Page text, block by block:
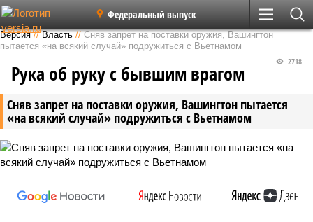
Федеральный выпуск
Версия //Власть //Сняв запрет на поставки оружия, Вашингтон
пытается «на всякий случай» подружиться с Вьетнамом
Сняв запрет на поставки оружия, Вашингтон пытается
«на всякий случай» подружиться с Вьетнамом
2718
Рука об руку с бывшим врагом